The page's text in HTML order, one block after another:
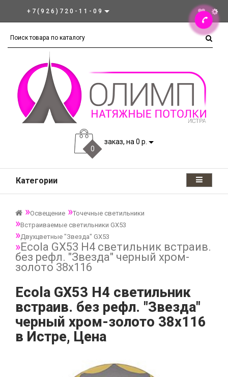
+7(926)720-11-09
0
заказ, на 0 р.
Категории
Освещение
Точечные светильники
Встраиваемые светильники GX53
Двухцветные "Звезда" GX53
Ecola GX53 H4 светильник встраив.
без рефл. "Звезда" черный хром-
золото 38x116
Ecola GX53 H4 светильник
встраив. без рефл. "Звезда"
черный хром-золото 38x116
в Истре, Цена